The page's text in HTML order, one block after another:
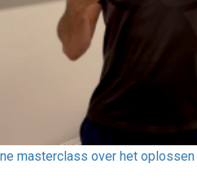
masterclass over het oplossen